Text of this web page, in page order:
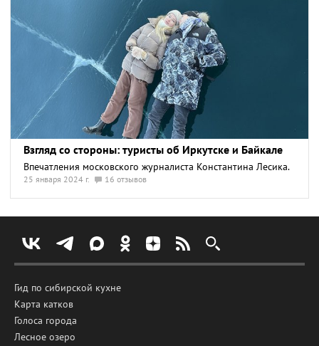
Взгляд со стороны: туристы об Иркутске и Байкале
Впечатления московского журналиста Константина Лесика.
25 января 2024 г. 16 отзывов
Гид по сибирской кухне
Карта катков
Голоса города
Лесное озеро